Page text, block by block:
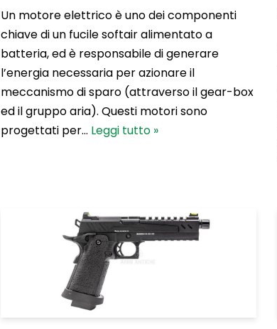
Un motore elettrico è uno dei componenti
chiave di un fucile softair alimentato a
batteria, ed è responsabile di generare
l’energia necessaria per azionare il
meccanismo di sparo (attraverso il gear-box
ed il gruppo aria). Questi motori sono
progettati per… Leggi tutto »